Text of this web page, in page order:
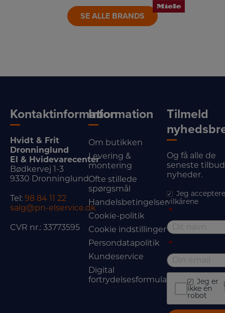
SE ALLE BRANDS
Kontaktinformation
Hvidt & Frit
Dronninglund
El & Hvidevarecenter
Bødkervej 1-3
9330 Dronninglund
Tel: 98 84 11 22
salg@pn-elservice.dk
CVR nr.: 33773595
Information
Om butikken
Levering &
montering
Ofte stillede
spørgsmål
Handelsbetingelser
Cookie-politik
Cookie indstillinger
Persondatapolitik
Kundeservice
Digital
fortrydelsesformular
Tilmeld
Og få alle de
seneste
nyheder.
Jeg
vilkårene
*
*
Jeg er
ikke en
robot